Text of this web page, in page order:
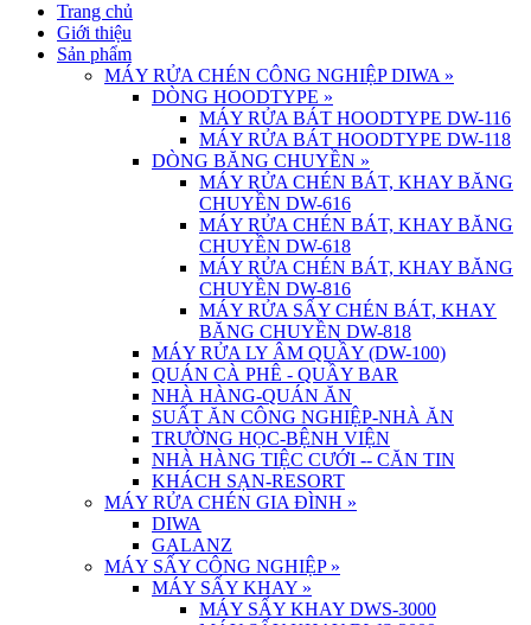
Trang chủ
Giới thiệu
Sản phẩm
MÁY RỬA CHÉN CÔNG NGHIỆP DIWA »
DÒNG HOODTYPE »
MÁY RỬA BÁT HOODTYPE DW-116
MÁY RỬA BÁT HOODTYPE DW-118
DÒNG BĂNG CHUYỀN »
MÁY RỬA CHÉN BÁT, KHAY BĂNG
CHUYỀN DW-616
MÁY RỬA CHÉN BÁT, KHAY BĂNG
CHUYỀN DW-618
MÁY RỬA CHÉN BÁT, KHAY BĂNG
CHUYỀN DW-816
MÁY RỬA SẤY CHÉN BÁT, KHAY
BĂNG CHUYỀN DW-818
MÁY RỬA LY ÂM QUẦY (DW-100)
QUÁN CÀ PHÊ - QUẦY BAR
NHÀ HÀNG-QUÁN ĂN
SUẤT ĂN CÔNG NGHIỆP-NHÀ ĂN
TRƯỜNG HỌC-BỆNH VIỆN
NHÀ HÀNG TIỆC CƯỚI -- CĂN TIN
KHÁCH SẠN-RESORT
MÁY RỬA CHÉN GIA ĐÌNH »
DIWA
GALANZ
MÁY SẤY CÔNG NGHIỆP »
MÁY SẤY KHAY »
MÁY SẤY KHAY DWS-3000